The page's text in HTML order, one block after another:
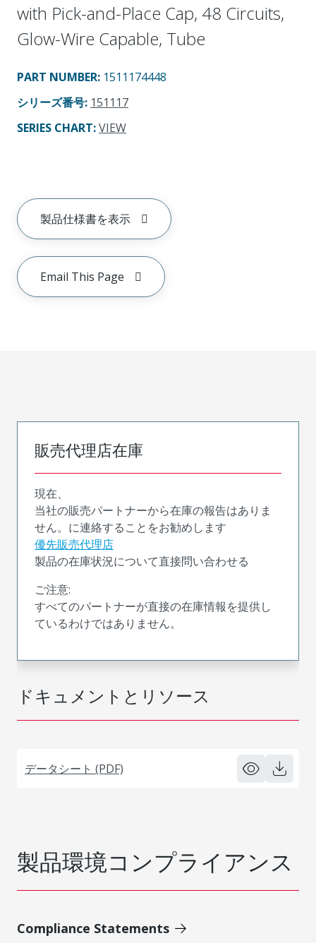
with Pick-and-Place Cap, 48 Circuits,
Glow-Wire Capable, Tube
PART NUMBER: 1511174448
シリーズ番号: 151117
SERIES CHART:VIEW
製品仕様書を表示
Email This Page
ドキュメントとリソース
データシート (PDF)
販売代理店在庫
現在、
当社の販売パートナーから在庫の報告はありま
せん。に連絡することをお勧めします
優先販売代理店
製品の在庫状況について直接問い合わせる
ご注意:
すべてのパートナーが直接の在庫情報を提供し
ているわけではありません。
製品環境コンプライアンス
Compliance Statements